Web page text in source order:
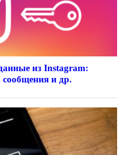
из Instagram:
и др.